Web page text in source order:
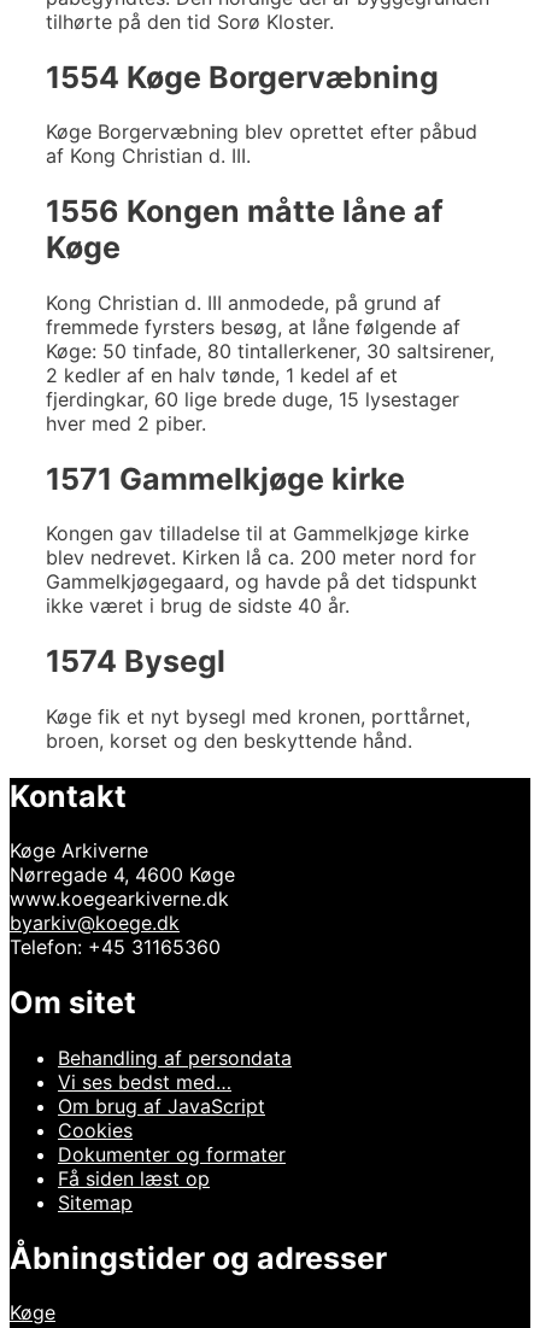
tilhørte på den tid Sorø Kloster.
1554 Køge Borgervæbning
Køge Borgervæbning blev oprettet efter påbud
af Kong Christian d. III.
1556 Kongen måtte låne af
Køge
Kong Christian d. III anmodede, på grund af
fremmede fyrsters besøg, at låne følgende af
Køge: 50 tinfade, 80 tintallerkener, 30 saltsirener,
2 kedler af en halv tønde, 1 kedel af et
fjerdingkar, 60 lige brede duge, 15 lysestager
hver med 2 piber.
1571 Gammelkjøge kirke
Kongen gav tilladelse til at Gammelkjøge kirke
blev nedrevet. Kirken lå ca. 200 meter nord for
Gammelkjøgegaard, og havde på det tidspunkt
ikke været i brug de sidste 40 år.
1574 Bysegl
Køge fik et nyt bysegl med kronen, porttårnet,
broen, korset og den beskyttende hånd.
Kontakt
Køge Arkiverne
Nørregade 4, 4600 Køge
www.koegearkiverne.dk
byarkiv@koege.dk
Telefon: +45 31165360
Om sitet
Behandling af persondata
Vi ses bedst med…
Om brug af JavaScript
Cookies
Dokumenter og formater
Få siden læst op
Sitemap
Åbningstider og adresser
Køge